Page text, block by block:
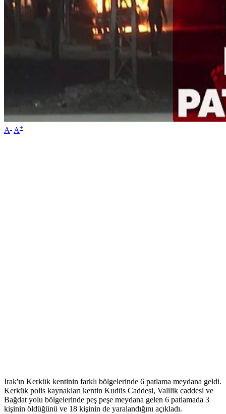
A- A+
Irak'ın Kerkük kentinin farklı bölgelerinde 6 patlama meydana geldi.
Kerkük polis kaynakları kentin Kudüs Caddesi, Valilik caddesi ve
Bağdat yolu bölgelerinde peş peşe meydana gelen 6 patlamada 3
kişinin öldüğünü ve 18 kişinin de yaralandığını açıkladı.